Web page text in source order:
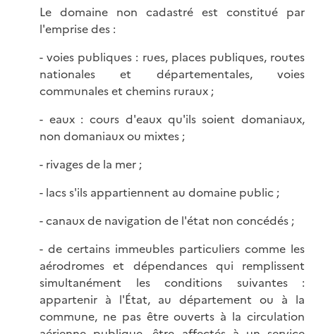
Le domaine non cadastré est constitué par
l'emprise des :
- voies publiques : rues, places publiques, routes
nationales et départementales, voies
communales et chemins ruraux ;
- eaux : cours d'eaux qu'ils soient domaniaux,
non domaniaux ou mixtes ;
- rivages de la mer ;
- lacs s'ils appartiennent au domaine public ;
- canaux de navigation de l'état non concédés ;
- de certains immeubles particuliers comme les
aérodromes et dépendances qui remplissent
simultanément les conditions suivantes :
appartenir à l'État, au département ou à la
commune, ne pas être ouverts à la circulation